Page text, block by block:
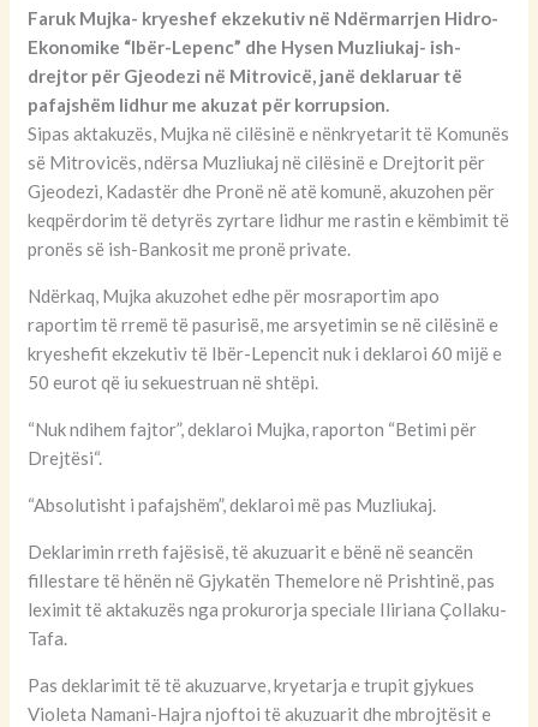
Faruk Mujka- kryeshef ekzekutiv në Ndërmarrjen Hidro-
Ekonomike “Ibër-Lepenc” dhe Hysen Muzliukaj- ish-
drejtor për Gjeodezi në Mitrovicë, janë deklaruar të
pafajshëm lidhur me akuzat për korrupsion.
Sipas aktakuzës, Mujka në cilësinë e nënkryetarit të Komunës
së Mitrovicës, ndërsa Muzliukaj në cilësinë e Drejtorit për
Gjeodezi, Kadastër dhe Pronë në atë komunë, akuzohen për
keqpërdorim të detyrës zyrtare lidhur me rastin e këmbimit të
pronës së ish-Bankosit me pronë private.
Ndërkaq, Mujka akuzohet edhe për mosraportim apo
raportim të rremë të pasurisë, me arsyetimin se në cilësinë e
kryeshefit ekzekutiv të Ibër-Lepencit nuk i deklaroi 60 mijë e
50 eurot që iu sekuestruan në shtëpi.
“Nuk ndihem fajtor”, deklaroi Mujka, raporton “Betimi për
Drejtësi“.
“Absolutisht i pafajshëm”, deklaroi më pas Muzliukaj.
Deklarimin rreth fajësisë, të akuzuarit e bënë në seancën
fillestare të hënën në Gjykatën Themelore në Prishtinë, pas
leximit të aktakuzës nga prokurorja speciale Iliriana Çollaku-
Tafa.
Pas deklarimit të të akuzuarve, kryetarja e trupit gjykues
Violeta Namani-Hajra njoftoi të akuzuarit dhe mbrojtësit e